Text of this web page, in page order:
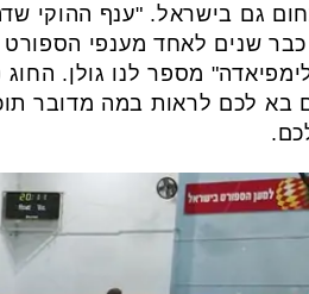
גם בישראל. "ענף ההוקי
שנים לאחד מענפי הספורט
מספר לנו גולן. החוג
בא לכם לראות במה מדובר